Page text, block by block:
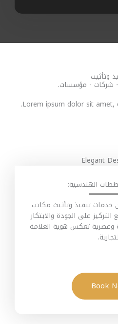
وتأثيث
شركات - مؤسسات.
Lorem ipsum dolor sit amet,
الهندسية:
خدمات تنفيذ وتأثيث مكاتب
على الجودة والابتكار
وعصرية تعكس هوية العلامة
Book